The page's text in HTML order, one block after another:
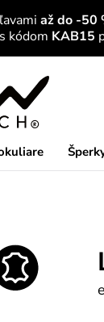
až do -50
s kódom KAB15